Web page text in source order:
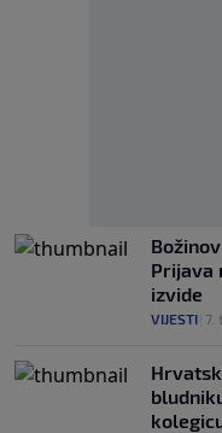
Prijava
izvide
VIJESTI 7.